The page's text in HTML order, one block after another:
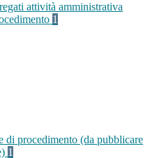
attività amministrativa
1
di procedimento (da pubblicare
1